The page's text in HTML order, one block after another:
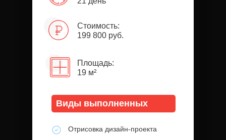
Отрисовка дизайн-проекта
Виды выполненных
Стоимость:
199 800 руб.
Площадь:
19 м²